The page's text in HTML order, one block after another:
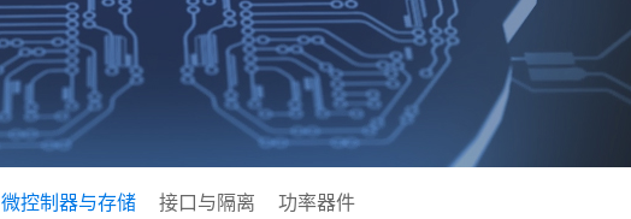
微控制器与存储 接口与隔离 功率器件